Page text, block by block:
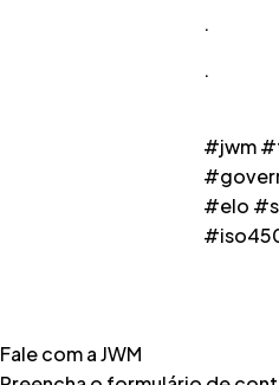
.
.
#jwm
#elo
Fale com a JWM